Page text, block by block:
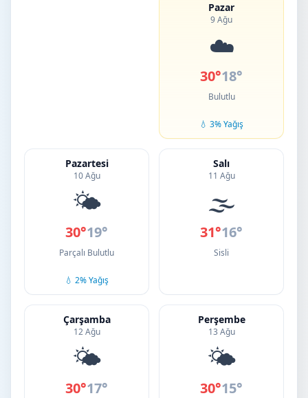
Pazar
9 Ağu
☁️
30°18°
Bulutlu
💧 3% Yağış
Pazartesi
10 Ağu
🌤️
30°19°
Parçalı Bulutlu
💧 2% Yağış
Salı
11 Ağu
🌫️
31°16°
Sisli
Çarşamba
12 Ağu
🌤️
30°17°
Perşembe
13 Ağu
🌤️
30°15°